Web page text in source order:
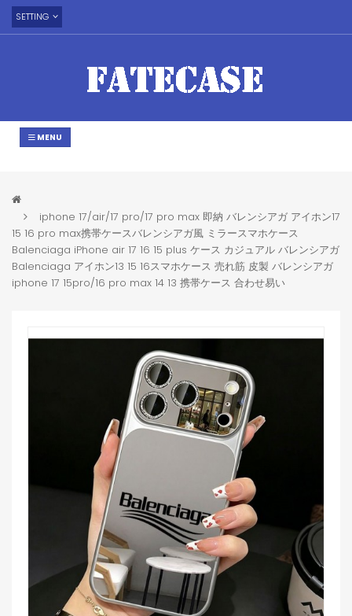
SETTING
MENU
iphone 17/air/17 pro/17 pro max 即納 バレンシアガ アイホン17
15 16 pro max携帯ケースバレンシアガ風 ミラースマホケース
Balenciaga iPhone air 17 16 15 plus ケース カジュアル バレンシアガ
Balenciaga アイホン13 15 16スマホケース 売れ筋 皮製 バレンシアガ
iphone 17 15pro/16 pro max 14 13 携帯ケース 合わせ易い